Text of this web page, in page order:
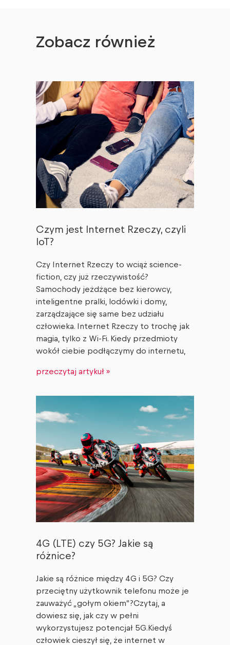
Zobacz również
Czym jest Internet Rzeczy, czyli
IoT?
Czy Internet Rzeczy to wciąż science-
fiction, czy już rzeczywistość?
Samochody jeżdżące bez kierowcy,
inteligentne pralki, lodówki i domy,
zarządzające się same bez udziału
człowieka. Internet Rzeczy to trochę jak
magia, tylko z Wi-Fi. Kiedy przedmioty
wokół ciebie podłączymy do internetu,
przeczytaj artykuł »
4G (LTE) czy 5G? Jakie są
różnice?
Jakie są różnice między 4G i 5G? Czy
przeciętny użytkownik telefonu może je
zauważyć „gołym okiem”?Czytaj, a
dowiesz się, jak czy w pełni
wykorzystujesz potencjał 5G.Kiedyś
człowiek cieszył się, że internet w